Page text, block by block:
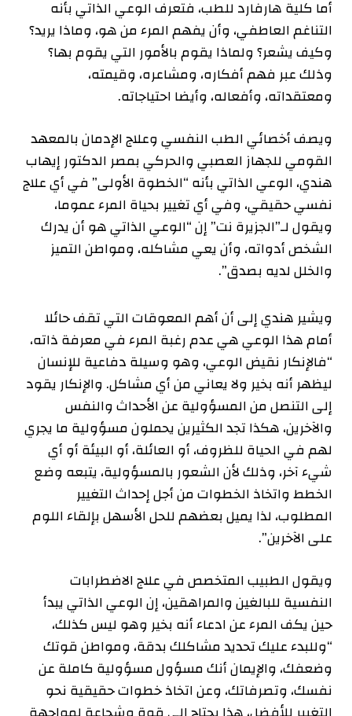
أما كلية هارفارد للطب، فتعرف الوعي الذاتي بأنه
التناغم العاطفي، وأن يفهم المرء من هو، وماذا يريد؟
وكيف يشعر؟ ولماذا يقوم بالأمور التي يقوم بها؟
وذلك عبر فهم أفكاره، ومشاعره، وقيمته،
ومعتقداته، وأفعاله، وأيضا احتياجاته.
ويصف أخصائي الطب النفسي وعلاج الإدمان بالمعهد
القومي للجهاز العصبي والحركي بمصر الدكتور إيهاب
هندي، الوعي الذاتي بأنه “الخطوة الأولى” في أي علاج
نفسي حقيقي، وفي أي تغيير بحياة المرء عموما،
ويقول لـ”الجزيرة نت” إن “الوعي الذاتي هو أن يدرك
الشخص أدواته، وأن يعي مشاكله، ومواطن التميز
والخلل لديه بصدق”.
ويشير هندي إلى أن أهم المعوقات التي تقف حائلا
أمام هذا الوعي هي عدم رغبة المرء في معرفة ذاته،
“فالإنكار نقيض الوعي، وهو وسيلة دفاعية للإنسان
ليظهر أنه بخير ولا يعاني من أي مشاكل. والإنكار يقود
إلى التنصل من المسؤولية عن الأحداث والنفس
والآخرين، هكذا تجد الكثيرين يحملون مسؤولية ما يجري
لهم في الحياة للظروف، أو العائلة، أو البيئة أو أي
شيء آخر، وذلك لأن الشعور بالمسؤولية، يتبعه وضع
الخطط واتخاذ الخطوات من أجل إحداث التغيير
المطلوب، لذا يميل بعضهم للحل الأسهل بإلقاء اللوم
على الآخرين”.
ويقول الطبيب المتخصص في علاج الاضطرابات
النفسية للبالغين والمراهقين، إن الوعي الذاتي يبدأ
حين يكف المرء عن ادعاء أنه بخير وهو ليس كذلك،
“وللبدء عليك تحديد مشاكلك بدقة، ومواطن قوتك
وضعفك، والإيمان أنك مسؤول مسؤولية كاملة عن
نفسك، وتصرفاتك، وعن اتخاذ خطوات حقيقية نحو